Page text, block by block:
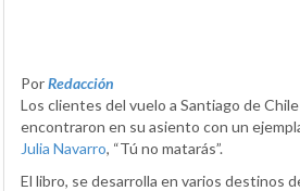
PorRedacción
Los clientes del vuelo a Santiago de
encontraron en su asiento con un
Julia Navarro, “Tú no matarás”.
El libro, se desarrolla en varios destinos